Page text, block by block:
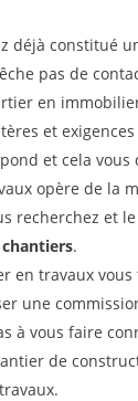
déjà constitué
pas de
en
et
et cela
opère de la
recherchez et
chantiers.
en travaux
une
à vous faire
de